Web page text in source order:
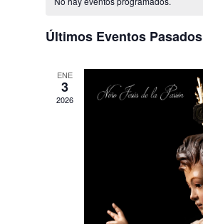
fecha.
Últimos Eventos Pasados
ENE
3
2026